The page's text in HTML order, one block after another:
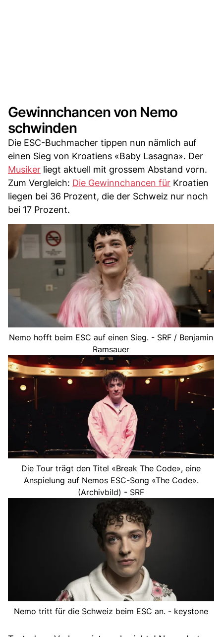
Gewinnchancen von Nemo
schwinden
Die ESC-Buchmacher tippen nun nämlich auf
einen Sieg von Kroatiens «Baby Lasagna». Der
Musiker liegt aktuell mit grossem Abstand vorn.
Zum Vergleich: Die Gewinnchancen für Kroatien
liegen bei 36 Prozent, die der Schweiz nur noch
bei 17 Prozent.
Nemo hofft beim ESC auf einen Sieg. - SRF / Benjamin
Ramsauer
Die Tour trägt den Titel «Break The Code», eine
Anspielung auf Nemos ESC-Song «The Code».
(Archivbild) - SRF
Nemo tritt für die Schweiz beim ESC an. - keystone